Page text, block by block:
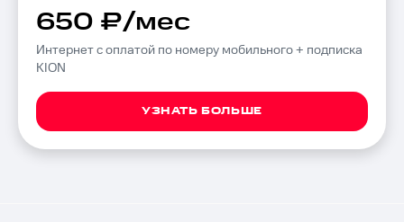
650 ₽/мес
Интернет с оплатой по номеру мобильного + подписка
KION
УЗНАТЬ БОЛЬШЕ